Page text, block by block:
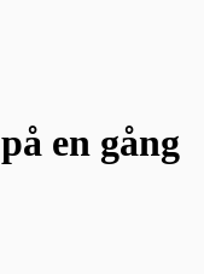
på en gång